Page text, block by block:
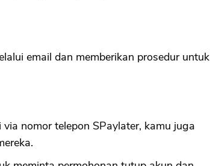
email dan memberikan prosedur untuk
nomor telepon SPaylater, kamu juga